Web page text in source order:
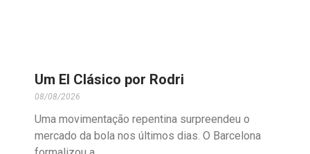
Um El Clásico por Rodri
08/08/2026
Uma movimentação repentina surpreendeu o
mercado da bola nos últimos dias. O Barcelona